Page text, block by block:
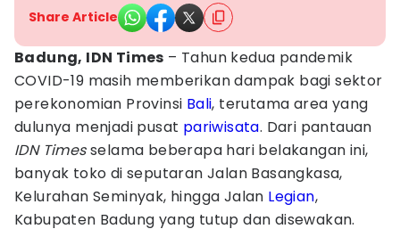
Share Article
Badung, IDN Times – Tahun kedua pandemik
COVID-19 masih memberikan dampak bagi sektor
perekonomian Provinsi Bali, terutama area yang
dulunya menjadi pusat pariwisata. Dari pantauan
IDN Timesselama beberapa hari belakangan ini,
banyak toko di seputaran Jalan Basangkasa,
Kelurahan Seminyak, hingga Jalan Legian,
Kabupaten Badung yang tutup dan disewakan.